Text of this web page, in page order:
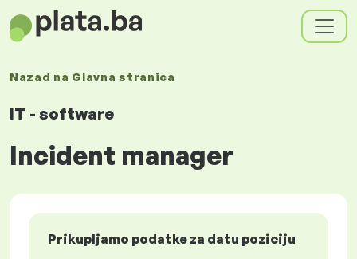
Nazad na Glavna stranica
IT - software
Incident manager
Prikupljamo podatke za datu poziciju